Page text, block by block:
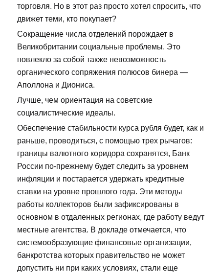
торговля. Но в этот раз просто хотел спросить, что
движет теми, кто покупает?
Сокращение числа отделений порождает в
Великобритании социальные проблемы. Это
повлекло за собой также невозможность
органического сопряжения полюсов бинера —
Аполлона и Диониса.
Лучше, чем ориентация на советские
социалистические идеалы.
Обеспечение стабильности курса рубля будет, как и
раньше, проводиться, с помощью трех рычагов:
границы валютного коридора сохранятся, Банк
России по-прежнему будет следить за уровнем
инфляции и постарается удержать кредитные
ставки на уровне прошлого года. Эти методы
работы коллекторов были зафиксированы в
основном в отдаленных регионах, где работу ведут
местные агентства. В докладе отмечается, что
системообразующие финансовые организации,
банкротства которых правительство не может
допустить ни при каких условиях, стали еще